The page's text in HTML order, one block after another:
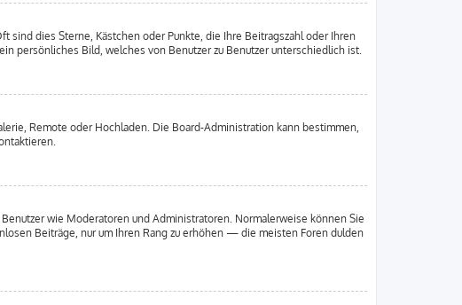
sind dies Sterne, Kästchen oder Punkte, die Ihre Beitragszahl oder Ihren
persönliches Bild, welches von Benutzer zu Benutzer unterschiedlich ist.
Remote oder Hochladen. Die Board-Administration kann bestimmen,
wie Moderatoren und Administratoren. Normalerweise können Sie
Beiträge, nur um Ihren Rang zu erhöhen — die meisten Foren dulden